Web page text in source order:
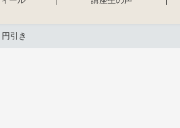
引き